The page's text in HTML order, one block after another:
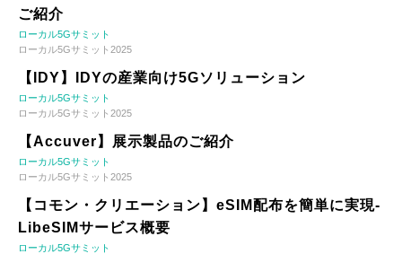
ご紹介
ローカル5Gサミット
ローカル5Gサミット2025
【IDY】IDYの産業向け5Gソリューション
ローカル5Gサミット
ローカル5Gサミット2025
【Accuver】展示製品のご紹介
ローカル5Gサミット
ローカル5Gサミット2025
【コモン・クリエーション】eSIM配布を簡単に実現-
LibeSIMサービス概要
ローカル5Gサミット